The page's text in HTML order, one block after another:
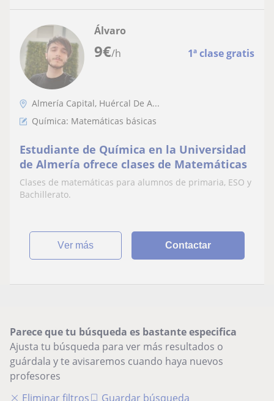
9€/h 1ª clase gratis
Álvaro
Almería Capital, Huércal De A...
Química: Matemáticas básicas
Estudiante de Química en la Universidad
de Almería ofrece clases de Matemáticas
Clases de matemáticas para alumnos de primaria, ESO y
Bachillerato.
ver más Contactar
Parece que tu búsqueda es bastante especifica
Ajusta tu búsqueda para ver más resultados o
guárdala y te avisaremos cuando haya nuevos
profesores
Eliminar filtros
Guardar búsqueda